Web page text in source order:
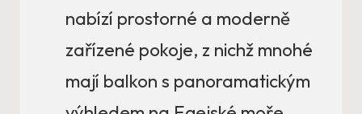
nabízí prostorné a moderně
zařízené pokoje, z nichž mnohé
mají balkon s panoramatickým